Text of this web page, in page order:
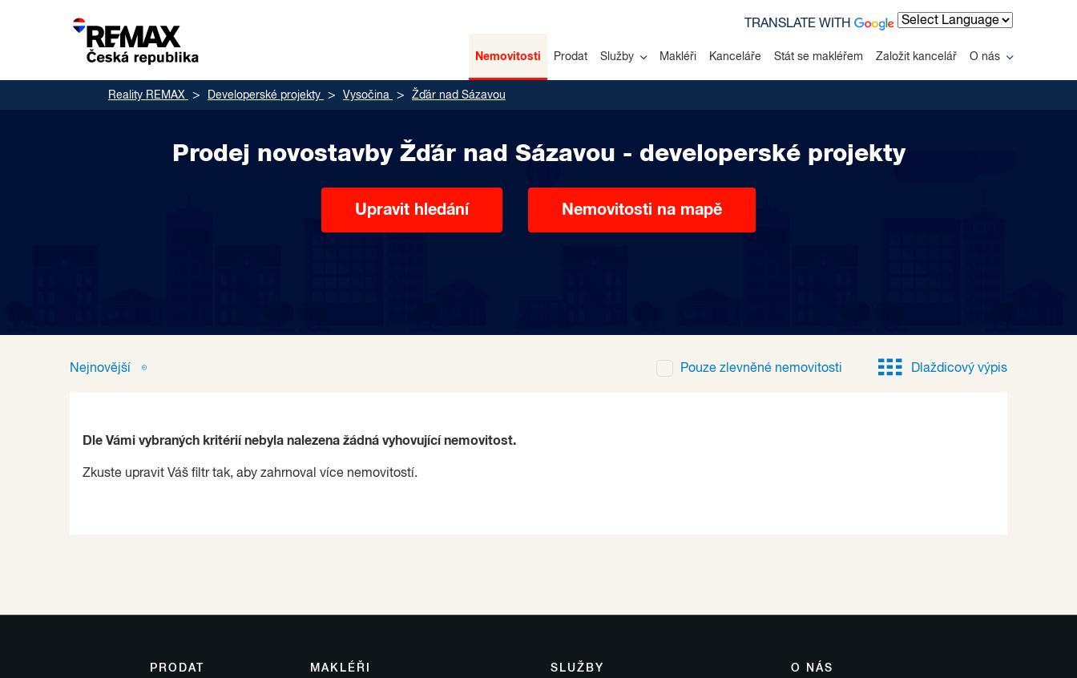
Nemovitosti Prodat Služby Makléři Kanceláře Stát se makléřem Založit kancelář O nás
TRANSLATE WITH
Reality REMAX Developerské projekty Vysočina Žďár nad Sázavou
Prodej novostavby Žďár nad Sázavou - developerské projekty
Upravit hledání Nemovitosti na mapě
Nejnovější Pouze zlevněné nemovitosti Dlaždicový výpis
Dle Vámi vybraných kritérií nebyla nalezena žádná vyhovující nemovitost.
Zkuste upravit Váš filtr tak, aby zahrnoval více nemovitostí.
PRODAT SLUŽBY
MAKLÉŘI O NÁS